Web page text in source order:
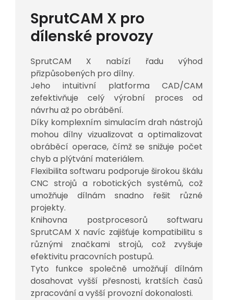
SprutCAM X pro
dílenské provozy
SprutCAM X nabízí řadu výhod
přizpůsobených pro dílny.
Jeho intuitivní platforma CAD/CAM
zefektivňuje celý výrobní proces od
návrhu až po obrábění.
Díky komplexním simulacím drah nástrojů
mohou dílny vizualizovat a optimalizovat
obráběcí operace, čímž se snižuje počet
chyb a plýtvání materiálem.
Flexibilita softwaru podporuje širokou škálu
CNC strojů a robotických systémů, což
umožňuje dílnám snadno řešit různé
projekty.
Knihovna postprocesorů softwaru
SprutCAM X navíc zajišťuje kompatibilitu s
různými značkami strojů, což zvyšuje
efektivitu pracovních postupů.
Tyto funkce společně umožňují dílnám
dosahovat vyšší přesnosti, kratších časů
zpracování a vyšší provozní dokonalosti.